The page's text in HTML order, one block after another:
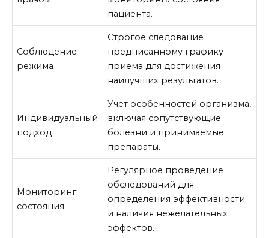
пациента.
Соблюдение
режима
Строгое следование
предписанному графику
приема для достижения
наилучших результатов.
Индивидуальный
подход
Учет особенностей организма,
включая сопутствующие
болезни и принимаемые
препараты.
Мониторинг
состояния
Регулярное проведение
обследований для
определения эффективности
и наличия нежелательных
эффектов.